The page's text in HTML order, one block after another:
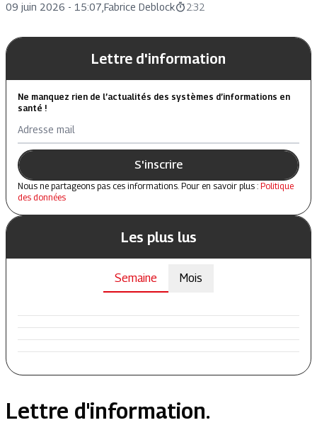
09 juin 2026 - 15:07,Fabrice Deblock 2:32
Lettre d'information
Ne manquez rien de l’actualités des systèmes d’informations en
santé !
Adresse mail
S'inscrire
Nous ne partageons pas ces informations. Pour en savoir plus : Politique
des données
Les plus lus
Semaine Mois
Lettre d'information.